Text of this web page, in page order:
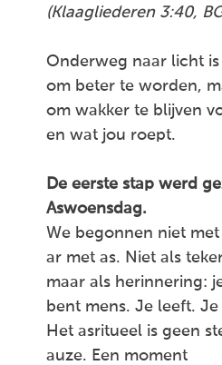
(Klaagliederen 3:40,
Onderweg naar licht
om beter te worden,
om wakker te blijven
en wat jou roept.
De eerste stap werd
Aswoensdag.
We begonnen niet
ar met as. Niet als
maar als herinnering:
bent mens. Je leeft.
Het asritueel is geen
auze. Een moment